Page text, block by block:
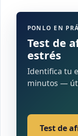
PONLO EN
Test de
estrés
Identifica tu
minutos —
Test de